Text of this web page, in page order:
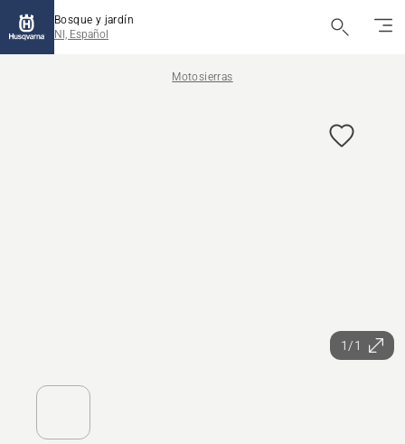
Bosque y jardín
NI, Español
Motosierras
1/1